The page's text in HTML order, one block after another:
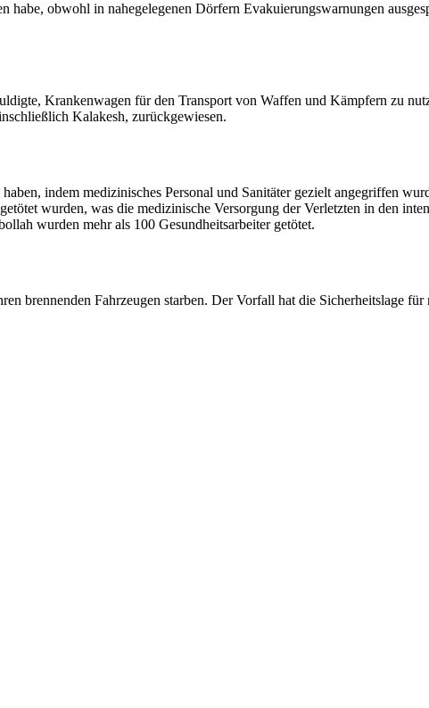
obwohl in nahegelegenen Dörfern Evakuierungswarnungen
Krankenwagen für den Transport von Waffen und Kämpfern zu
Kalakesh, zurückgewiesen.
indem medizinisches Personal und Sanitäter gezielt angegriffen
wurden, was die medizinische Versorgung der Verletzten in den
wurden mehr als 100 Gesundheitsarbeiter getötet.
brennenden Fahrzeugen starben. Der Vorfall hat die Sicherheitslage für